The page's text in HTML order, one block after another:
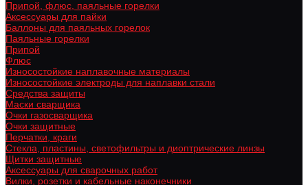
Припой, флюс, паяльные горелки
Аксессуары для пайки
Баллоны для паяльных горелок
Паяльные горелки
Припой
Флюс
Износостойкие наплавочные материалы
Износостойкие электроды для наплавки стали
Средства защиты
Маски сварщика
Очки газосварщика
Очки защитные
Перчатки, краги
Стекла, пластины, светофильтры и диоптрические линзы
Щитки защитные
Аксессуары для сварочных работ
Вилки, розетки и кабельные наконечники